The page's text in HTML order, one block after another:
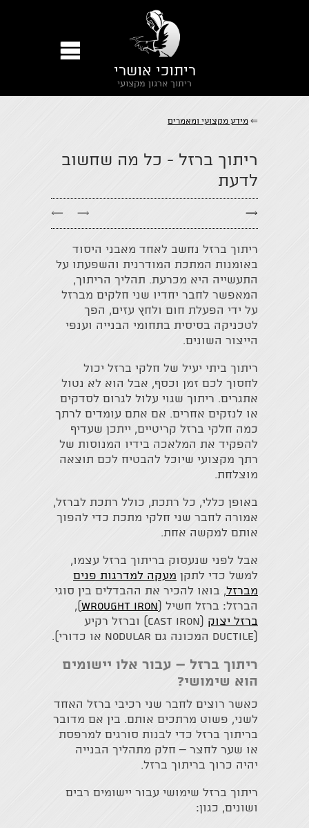
ריתוכי אושרי
ריתוך ארגון מקצועי
⇐ מידע מקצועי ומאמרים
ריתוך ברזל - כל מה שחשוב
לדעת
→
→
←
ריתוך ברזל נחשב לאחד מאבני היסוד
באומנות המתכת המודרנית והשפעתו על
התעשייה היא מכרעת. תהליך הריתוך,
המאפשר לחבר יחדיו שני חלקים מברזל
על ידי הפעלת חום ולחץ עזים, הפך
לטכניקה בסיסית בתחומי הבנייה וענפי
הייצור השונים.
ריתוך ביתי יעיל של חלקי ברזל יכול
לחסוך לכם זמן וכסף, אבל הוא לא נטול
אתגרים. ריתוך שגוי עלול לגרום לסדקים
או לנזקים אחרים. אם אתם עומדים לרתך
כמה חלקי ברזל קריטיים, ייתכן שעדיף
להפקיד את המלאכה בידיו המנוסות של
רתך מקצועי שיוכל להבטיח לכם תוצאה
מוצלחת.
באופן כללי, כל רתכת, כולל רתכת לברזל,
אמורה לחבר שני חלקי מתכת כדי להפוך
אותם למקשה אחת.
אבל לפני שנעסוק בריתוך ברזל עצמו,
למשל כדי לתקן מעקה למדרגות פנים
מברזל, בואו להכיר את ההבדלים בין סוגי
הברזל: ברזל חשיל (Wrought iron
),
ברזל יצוק
(Cast iron) וברזל רקיע
(Ductile המכונה גם Nodular או כדורי).
ריתוך ברזל – עבור אלו יישומים
הוא שימושי?
כאשר רוצים לחבר שני רכיבי ברזל האחד
לשני, פשוט מרתכים אותם. בין אם מדובר
בריתוך ברזל כדי לבנות סורגים למרפסת
או שער לחצר – חלק מתהליך הבנייה
יהיה כרוך בריתוך ברזל.
ריתוך ברזל שימושי עבור יישומים רבים
ושונים, כגון: